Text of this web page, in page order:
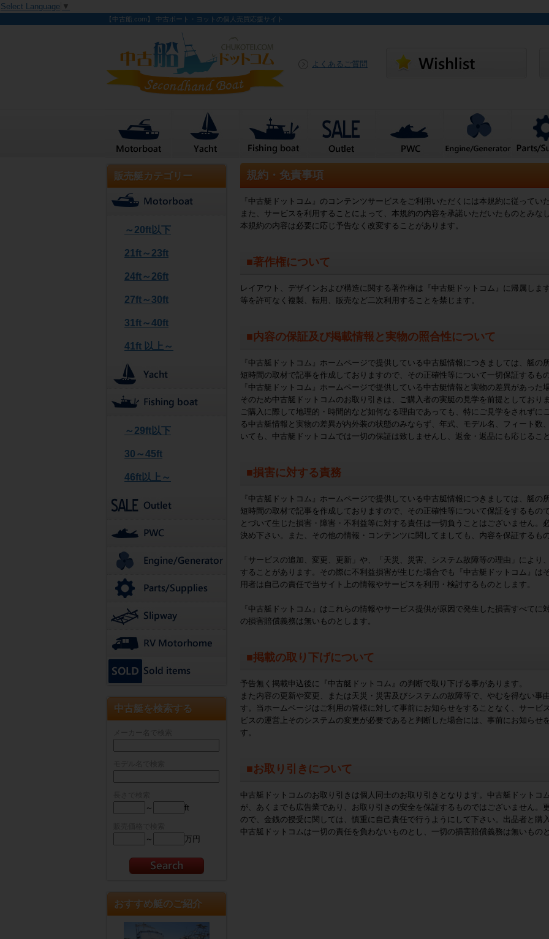
Select Language ▼
【中古船.com】 中古ボート・ヨットの個人売買応援サイト
よくあるご質問
販売艇カテゴリー
～20ft以下
21ft～23ft
24ft～26ft
27ft～30ft
31ft～40ft
41ft 以上～
～29ft以下
30～45ft
46ft以上～
中古艇を検索する
～ ft
～ 万円
おすすめ艇のご紹介
規約・免責事項
『中古艇ドットコム』のコンテンツサービスをご利用いただくには本規約に従ってい
また、サービスを利用することによって、本規約の内容を承諾いただいたものとみな
本規約の内容は必要に応じ予告なく改変することがあります。
■著作権について
レイアウト、デザインおよび構造に関する著作権は『中古艇ドットコム』に帰属しま
等を許可なく複製、転用、販売など二次利用することを禁じます。
■内容の保証及び掲載情報と実物の照合性について
『中古艇ドットコム』ホームページで提供している中古艇情報につきましては、艇
短時間の取材で記事を作成しておりますので、その正確性等について一切保証するも
『中古艇ドットコム』ホームページで提供している中古艇情報と実物の差異があっ
そのため中古艇ドットコムのお取り引きは、ご購入者の実艇の見学を前提としており
ご購入に際して地理的・時間的など如何なる理由であっても、特にご見学をされず
る中古艇情報と実物の差異が内外装の状態のみならず、年式、モデル名、フィート数
いても、中古艇ドットコムでは一切の保証は致しませんし、返金・返品にも応じるこ
■損害に対する責務
『中古艇ドットコム』ホームページで提供している中古艇情報につきましては、艇
短時間の取材で記事を作成しておりますので、その正確性等について保証をするもの
とづいて生じた損害・障害・不利益等に対する責任は一切負うことはございません。
決め下さい。また、その他の情報・コンテンツに関してましても、内容を保証するも
「サービスの追加、変更、更新」や、「天災、災害、システム故障等の理由」によ
することがあります。その際に不利益損害が生じた場合でも『中古艇ドットコム』は
用者は自己の責任で当サイト上の情報やサービスを利用・検討するものとします。
『中古艇ドットコム』はこれらの情報やサービス提供が原因で発生した損害すべて
の損害賠償義務は無いものとします。
■掲載の取り下げについて
予告無く掲載申込後に『中古艇ドットコム』の判断で取り下げる事があります。
また内容の更新や変更、または天災・災害及びシステムの故障等で、やむを得ない事
す。当ホームページはご利用の皆様に対して事前にお知らせをすることなく、サービ
ビスの運営上そのシステムの変更が必要であると判断した場合には、事前にお知らせ
す。
■お取り引きについて
中古艇ドットコムのお取り引きは個人同士のお取り引きとなります。中古艇ドットコ
が、あくまでも広告業であり、お取り引きの安全を保証するものではございません。
ので、金銭の授受に関しては、慎重に自己責任で行うようにして下さい。出品者と購
中古艇ドットコムは一切の責任を負わないものとし、一切の損害賠償義務は無いもの